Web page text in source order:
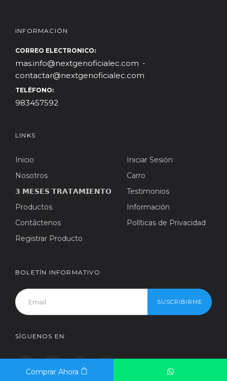
INFORMACIÓN
CORREO ELECTRONICO:
mas.info@nextgenoficialec.com
contactar@nextgenoficialec.com
TELÉFONO:
983457592
LINKS
Inicio
Nosotros
𝟯 𝗠𝗘𝗦𝗘𝗦 𝗧𝗥𝗔𝗧𝗔𝗠𝗜𝗘𝗡𝗧𝗢
Productos
Contáctenos
Registrar Producto
Iniciar Sesión
Carro
Testimonios
Información
Políticas de Privacidad
BOLETÍN INFORMATIVO
SUSCRIBIRME
SÍGUENOS EN:
Comprar Ahora